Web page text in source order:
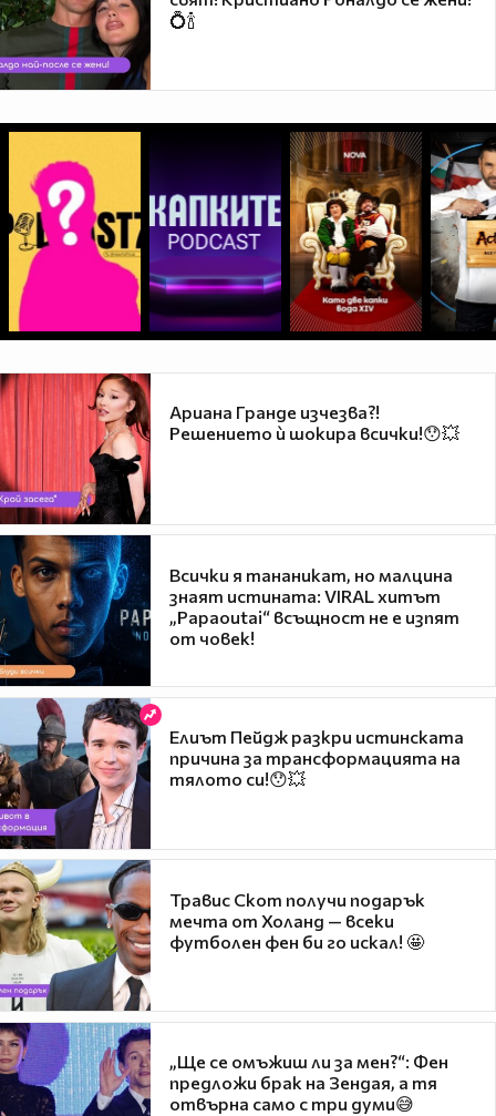
💍🍾
Ариана Гранде изчезва?!
Решението ѝ шокира всички!😯💥
Всички я тананикат, но малцина
знаят истината: VIRAL хитът
„Papaoutai“ всъщност не е изпят
от човек!
Елиът Пейдж разкри истинската
причина за трансформацията на
тялото си!😯💥
Травис Скот получи подарък
мечта от Холанд — всеки
футболен фен би го искал! 🤩
„Ще се омъжиш ли за мен?“: Фен
предложи брак на Зендая, а тя
отвърна само с три думи😅